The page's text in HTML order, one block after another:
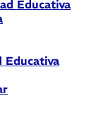
Educativa
Educativa